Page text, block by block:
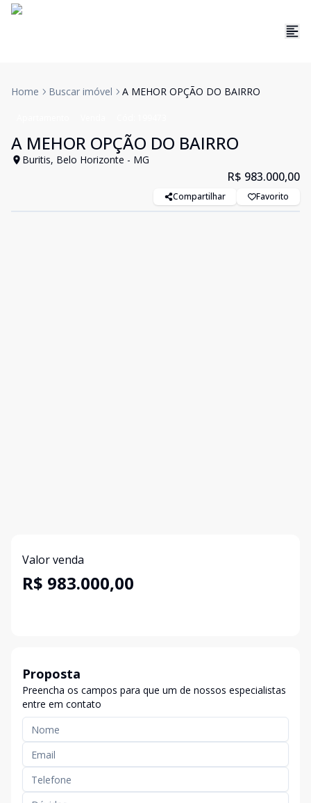
Home Buscar imóvel A MEHOR OPÇÃO DO BAIRRO
A MEHOR OPÇÃO DO BAIRRO
Buritis, Belo Horizonte - MG
R$ 983.000,00
Compartilhar Favorito
Valor venda
R$ 983.000,00
Proposta
Preencha os campos para que um de nossos especialistas
entre em contato